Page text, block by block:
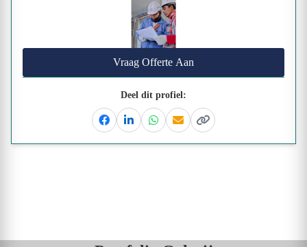
Vraag Offerte Aan
Deel dit profiel:
FacebookLinkedinWhatsapp
EmailKopieer link